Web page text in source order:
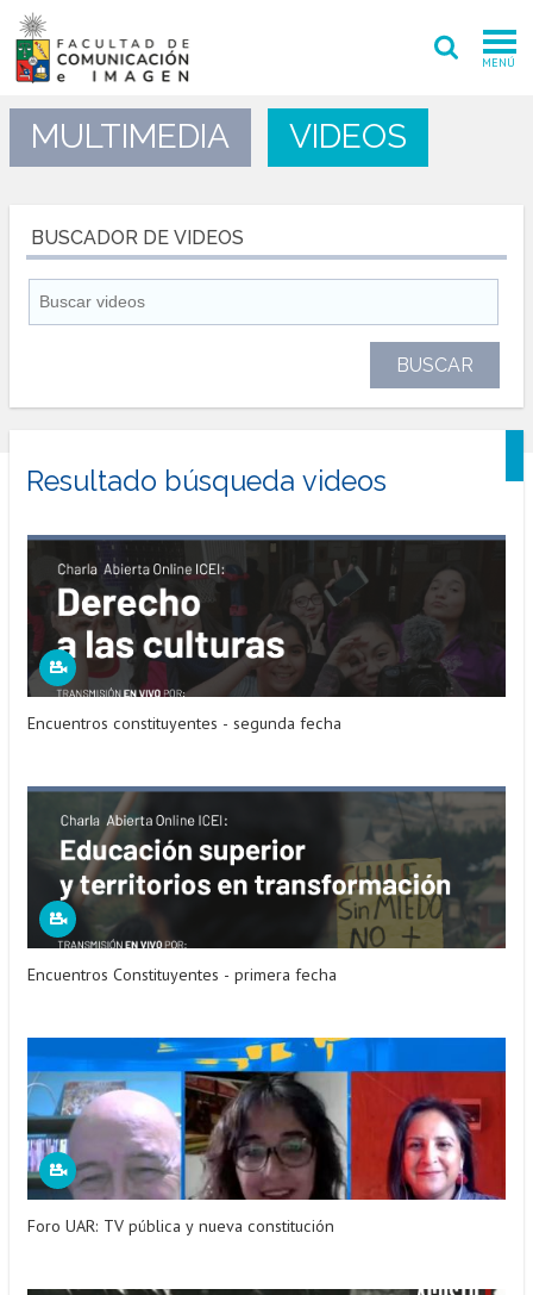
MENÚ
FACULTAD
POSTGRADO
INVESTIGACIÓN CREACIÓN
PERIODISMO CINE Y TV
Estudiantes Académicos
Resultado búsqueda videos
Encuentros constituyentes - segunda fecha
Encuentros Constituyentes - primera fecha
Foro UAR: TV pública y nueva constitución
MULTIMEDIA VIDEOS
BUSCADOR DE VIDEOS